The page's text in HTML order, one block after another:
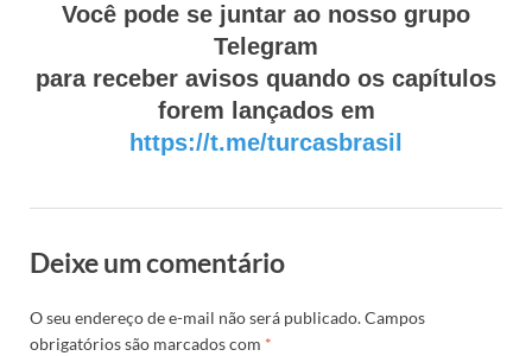
Você pode se juntar ao nosso grupo
Telegram
para receber avisos quando os capítulos
forem lançados em
https://t.me/turcasbrasil
Deixe um comentário
O seu endereço de e-mail não será publicado.Campos
obrigatórios são marcados com *